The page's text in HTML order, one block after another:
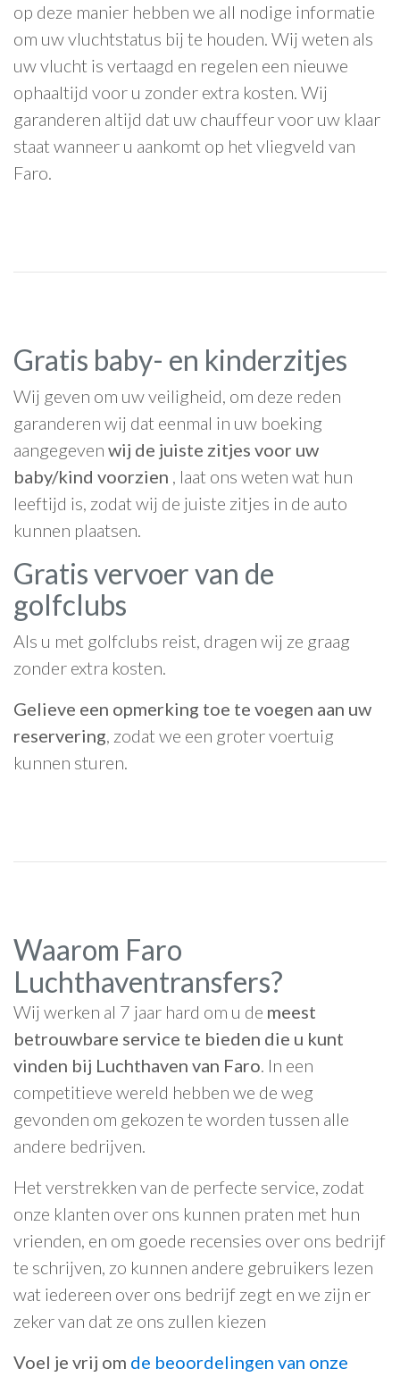
op deze manier hebben we all nodige informatie
om uw vluchtstatus bij te houden. Wij weten als
uw vlucht is vertaagd en regelen een nieuwe
ophaaltijd voor u zonder extra kosten. Wij
garanderen altijd dat uw chauffeur voor uw klaar
staat wanneer u aankomt op het vliegveld van
Faro.
Gratis baby- en kinderzitjes
Wij geven om uw veiligheid, om deze reden
garanderen wij dat eenmal in uw boeking
aangegeven wij de juiste zitjes voor uw
baby/kind voorzien , laat ons weten wat hun
leeftijd is, zodat wij de juiste zitjes in de auto
kunnen plaatsen.
Gratis vervoer van de
golfclubs
Als u met golfclubs reist, dragen wij ze graag
zonder extra kosten.
Gelieve een opmerking toe te voegen aan uw
reservering, zodat we een groter voertuig
kunnen sturen.
Waarom Faro
Luchthaventransfers?
Wij werken al 7 jaar hard om u de meest
betrouwbare service te bieden die u kunt
vinden bij Luchthaven van Faro. In een
competitieve wereld hebben we de weg
gevonden om gekozen te worden tussen alle
andere bedrijven.
Het verstrekken van de perfecte service, zodat
onze klanten over ons kunnen praten met hun
vrienden, en om goede recensies over ons bedrijf
te schrijven, zo kunnen andere gebruikers lezen
wat iedereen over ons bedrijf zegt en we zijn er
zeker van dat ze ons zullen kiezen
Voel je vrij om de beoordelingen van onze